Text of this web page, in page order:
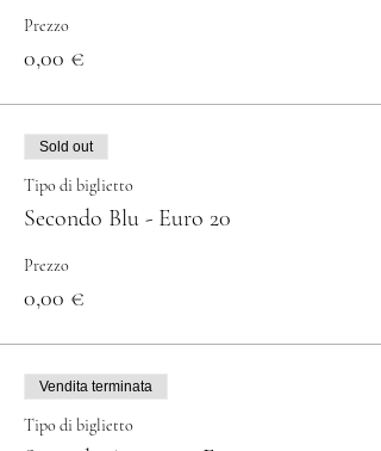
Prezzo
0,00 €
Sold out
Tipo di biglietto
Secondo Blu - Euro 20
Prezzo
0,00 €
Vendita terminata
Tipo di biglietto